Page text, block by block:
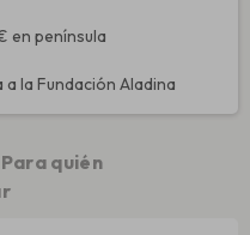
en península
la Fundación Aladina
Para quién